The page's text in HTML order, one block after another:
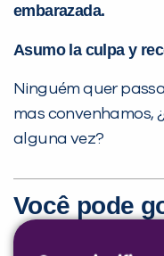
embarazada.
Asumo la culpa y
Ninguém quer
mas convenhamos,
alguna vez?
Você pode
VOLTAR